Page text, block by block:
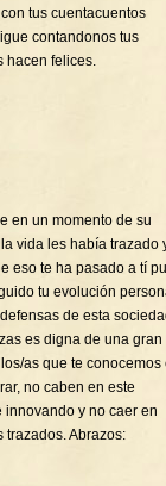
tus cuentacuentos
contandonos tus
hacen felices.
en un momento de su
vida les había trazado
eso te ha pasado a tí
tu evolución
de esta
es digna de una gran
as que te conocemos
no caben en este
innovando y no caer en
trazados. Abrazos: